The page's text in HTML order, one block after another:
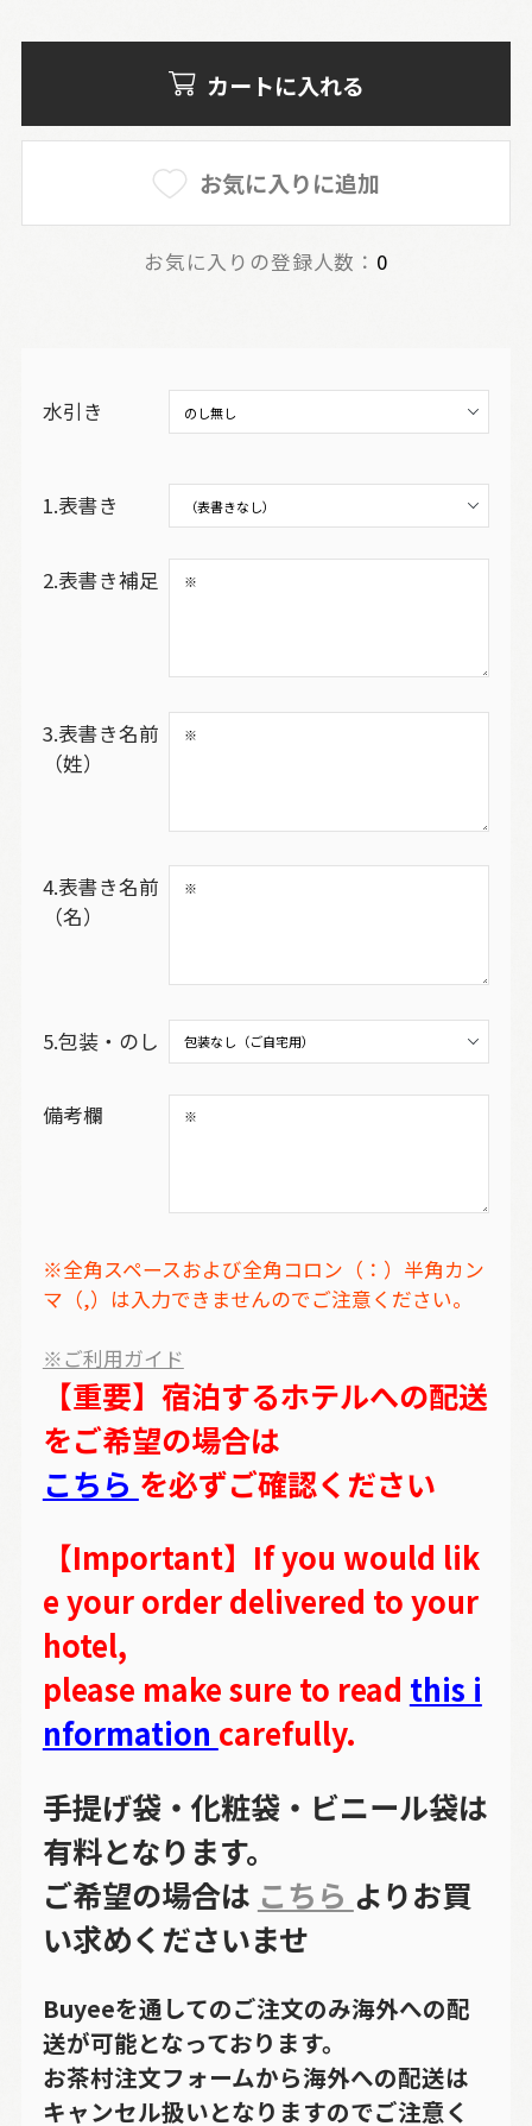
カートに入れる
お気に入りに追加
お気に入りの登録人数： 0
水引き
1.表書き
2.表書き補足
3.表書き名前
（姓）
4.表書き名前
（名）
5.包装・のし
備考欄
※全角スペースおよび全角コロン（：）半角カン
マ（,）は入力できませんのでご注意ください。
※ご利用ガイド
【重要】宿泊するホテルへの配送
をご希望の場合は
こちら を必ずご確認ください
【Important】If you would lik
e your order delivered to your
hotel,
please make sure to read this i
nformation carefully.
手提げ袋・化粧袋・ビニール袋は
有料となります。
ご希望の場合は こちら よりお買
い求めくださいませ
Buyeeを通してのご注文のみ海外への配
送が可能となっております。
お茶村注文フォームから海外への配送は
キャンセル扱いとなりますのでご注意く